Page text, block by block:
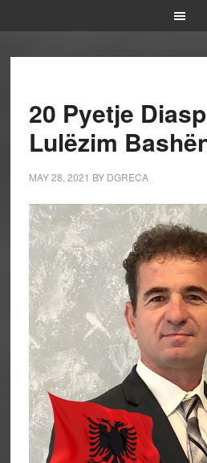
20 Pyetje
Lulëzim
MAY 28, 2021 BY DGRECA